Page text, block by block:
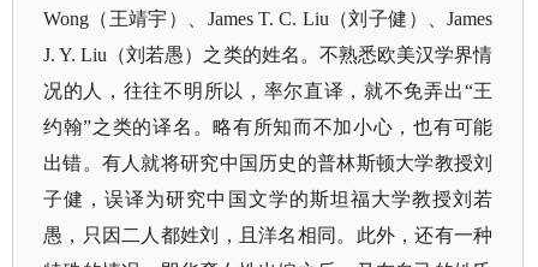
Wong（王靖宇）、James T. C. Liu（刘子健）、James
J. Y. Liu（刘若愚）之类的姓名。不熟悉欧美汉学界情
况的人，往往不明所以，率尔直译，就不免弄出“王
约翰”之类的译名。略有所知而不加小心，也有可能
出错。有人就将研究中国历史的普林斯顿大学教授刘
子健，误译为研究中国文学的斯坦福大学教授刘若
愚，只因二人都姓刘，且洋名相同。此外，还有一种